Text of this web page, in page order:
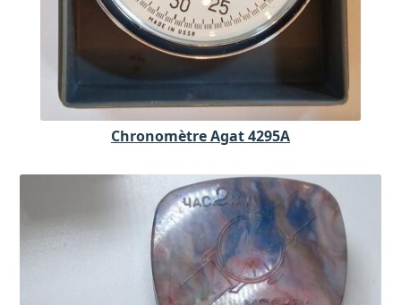
Chronomètre Agat 4295A